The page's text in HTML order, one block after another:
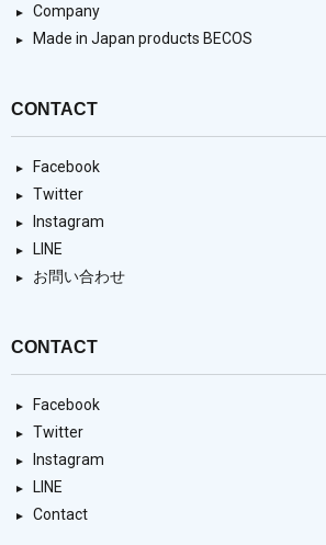
Company
Made in Japan products BECOS
CONTACT
Facebook
Twitter
Instagram
LINE
お問い合わせ
CONTACT
Facebook
Twitter
Instagram
LINE
Contact